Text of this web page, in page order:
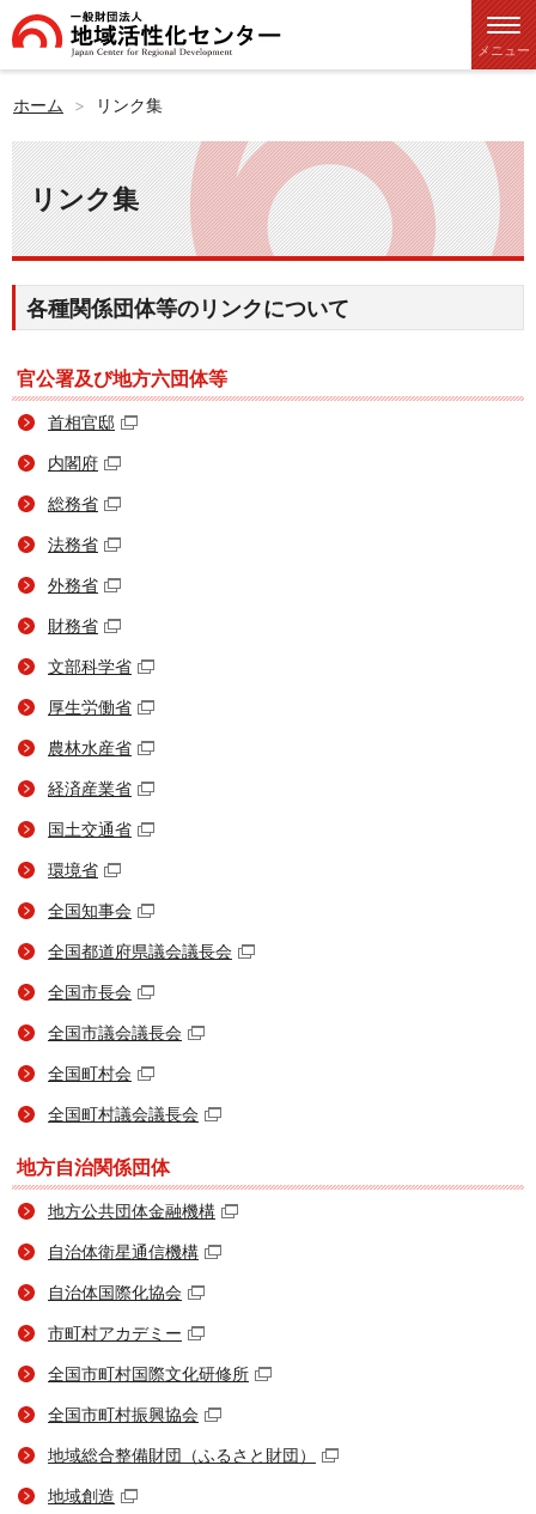
メニュー
ホーム リンク集
リンク集
各種関係団体等のリンクについて
官公署及び地方六団体等
首相官邸
内閣府
総務省
法務省
外務省
財務省
文部科学省
厚生労働省
農林水産省
経済産業省
国土交通省
環境省
全国知事会
全国都道府県議会議長会
全国市長会
全国市議会議長会
全国町村会
全国町村議会議長会
地方自治関係団体
地方公共団体金融機構
自治体衛星通信機構
自治体国際化協会
市町村アカデミー
全国市町村国際文化研修所
全国市町村振興協会
地域総合整備財団（ふるさと財団）
地域創造